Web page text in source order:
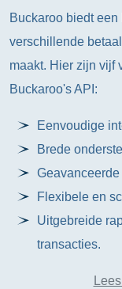
Buckaroo biedt
verschillende
maakt. Hier zijn vijf
Buckaroo's API:
Eenvoudige
Brede
Flexibele en
Uitgebreide
transacties.